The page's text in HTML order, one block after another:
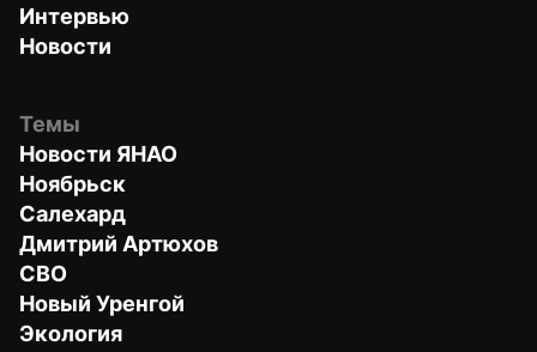
Интервью
Новости
Темы
Новости ЯНАО
Ноябрьск
Салехард
Дмитрий Артюхов
СВО
Новый Уренгой
Экология